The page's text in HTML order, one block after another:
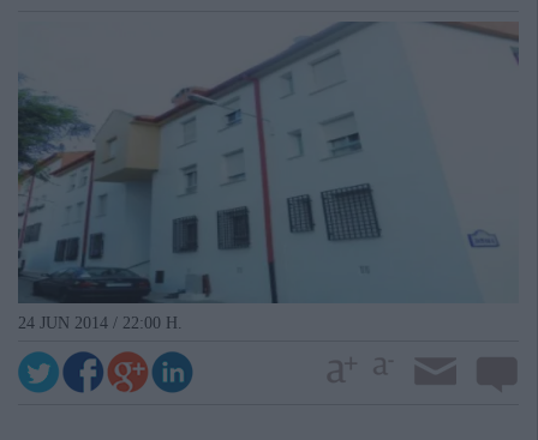
24 JUN 2014 / 22:00 H.